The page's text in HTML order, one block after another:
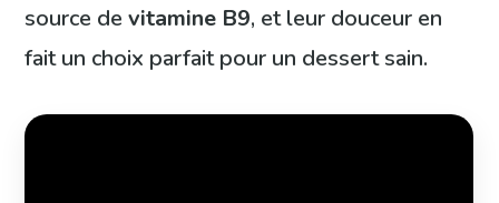
source devitamine B9, et leur douceur en
fait un choix parfait pour un dessert sain.